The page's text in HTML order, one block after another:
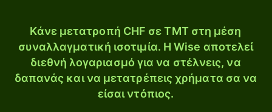
Κάνε μετατροπή CHF σε TMT στη μέση
συναλλαγματική ισοτιμία. Η Wise αποτελεί
διεθνή λογαριασμό για να στέλνεις, να
δαπανάς και να μετατρέπεις χρήματα σα να
είσαι ντόπιος.